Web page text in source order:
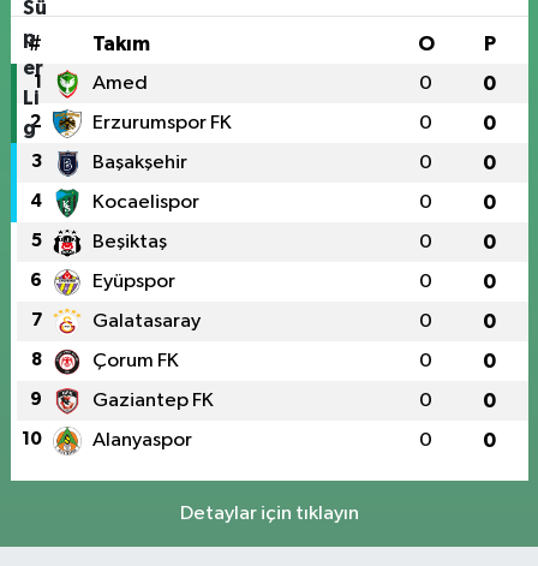
# Takım O P
1 Amed 0 0
2 Erzurumspor FK 0 0
3 Başakşehir 0 0
4 Kocaelispor 0 0
5 Beşiktaş 0 0
6 Eyüpspor 0 0
7 Galatasaray 0 0
8 Çorum FK 0 0
9 Gaziantep FK 0 0
10 Alanyaspor 0 0
Detaylar için tıklayın